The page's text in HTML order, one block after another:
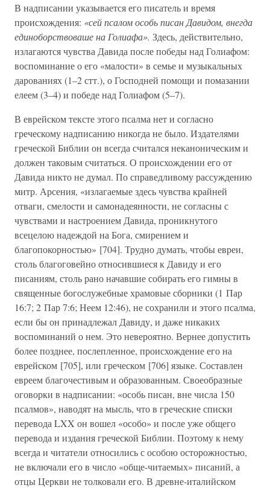
В надписании указывается его писатель и время
происхождения: «сей псалом особь писан Давидом, внегда
единоборствоваше на Голиафа». Здесь, действительно,
излагаются чувства Давида после победы над Голиафом:
воспоминание о его «малости» в семье и музыкальных
дарованиях (1–2 стт.), о Господней помощи и помазании
елеем (3–4) и победе над Голиафом (5–7).
В еврейском тексте этого псалма нет и согласно
греческому надписанию никогда не было. Издателями
греческой Библии он всегда считался неканоническим и
должен таковым считаться. О происхождении его от
Давида никто не думал. По справедливому рассуждению
митр. Арсения, «излагаемые здесь чувства крайней
отваги, смелости и самонадеянности, не согласны с
чувствами и настроением Давида, проникнутого
всецелою надеждой на Бога, смирением и
благопокорностью» [704]. Трудно думать, чтобы евреи,
столь благоговейно относившиеся к Давиду и его
писаниям, столь рано начавшие собирать его гимны в
священные богослужебные храмовые сборники (1 Пар
16:7; 2 Пар 7:6; Неем 12:46), не сохранили и этого псалма,
если бы он принадлежал Давиду, и даже никаких
воспоминаний о нем. Это невероятно. Вернее допустить
более позднее, послепленное, происхождение его на
еврейском [705], или греческом [706] языке. Составлен
евреем благочестивым и образованным. Своеобразные
оговорки в надписании: «особь писан, вне числа 150
псалмов», наводят на мысль, что в греческие списки
перевода LXX он вошел «особо» и после уже общего
перевода и издания греческой Библии. Поэтому к нему
всегда и читатели относились с особою осторожностью,
не включали его в число «обще-читаемых» писаний, а
отцы Церкви не толковали его. В древне-италийском